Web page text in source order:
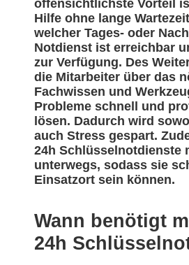
offensichtlichste Vorteil
Hilfe ohne lange
welcher Tages- oder
Notdienst ist erreichbar
zur Verfügung. Des
die Mitarbeiter über das
Fachwissen und
Probleme schnell und
lösen. Dadurch wird
auch Stress gespart.
24h Schlüsselnotdienste
unterwegs, sodass sie
Einsatzort sein können.
Wann benötigt
24h